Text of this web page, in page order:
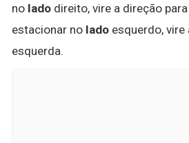
no lado direito, vire a direção
estacionar no lado esquerdo, vire
esquerda.